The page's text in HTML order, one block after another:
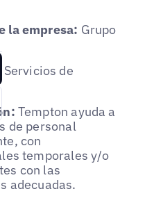
la empresa: Grupo
Servicios de
Tempton ayuda a
de personal
con
temporales y/o
con las
adecuadas.